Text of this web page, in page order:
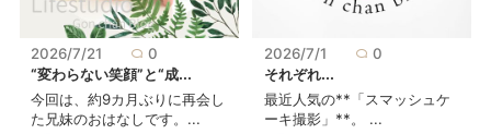
2026/7/21
0
“変わらない笑顔”と“成...
今回は、約9カ月ぶりに再会し
た兄妹のおはなしです。...
2026/7/1
0
それぞれ...
最近人気の**「スマッシュケ
ーキ撮影」**。 ...